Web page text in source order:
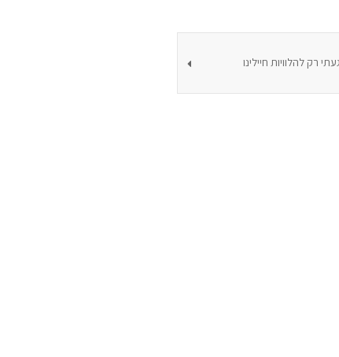
רק להלוויות חיילינו